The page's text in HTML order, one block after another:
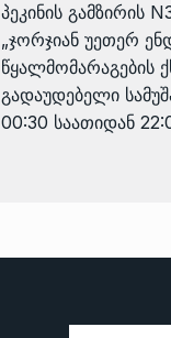
პეკინის გამზირის
„ჯორჯიან უეთერ
წყალმომარაგების
გადაუდებელი
00:30 საათიდან